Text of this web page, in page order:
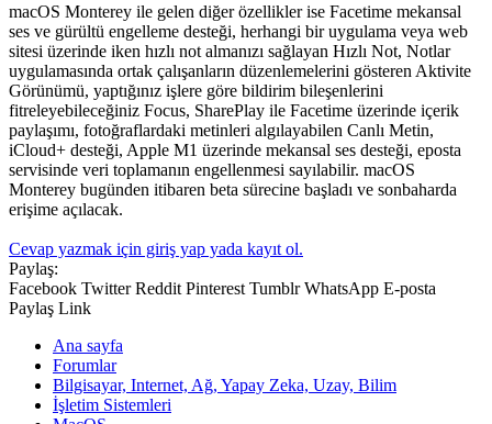
macOS Monterey ile gelen diğer özellikler ise Facetime mekansal
ses ve gürültü engelleme desteği, herhangi bir uygulama veya web
sitesi üzerinde iken hızlı not almanızı sağlayan Hızlı Not, Notlar
uygulamasında ortak çalışanların düzenlemelerini gösteren Aktivite
Görünümü, yaptığınız işlere göre bildirim bileşenlerini
fitreleyebileceğiniz Focus, SharePlay ile Facetime üzerinde içerik
paylaşımı, fotoğraflardaki metinleri algılayabilen Canlı Metin,
iCloud+ desteği, Apple M1 üzerinde mekansal ses desteği, eposta
servisinde veri toplamanın engellenmesi sayılabilir. macOS
Monterey bugünden itibaren beta sürecine başladı ve sonbaharda
erişime açılacak.
Cevap yazmak için giriş yap yada kayıt ol.
Paylaş:
Facebook Twitter Reddit Pinterest Tumblr WhatsApp E-posta
Paylaş Link
Ana sayfa
Forumlar
Bilgisayar, Internet, Ağ, Yapay Zeka, Uzay, Bilim
İşletim Sistemleri